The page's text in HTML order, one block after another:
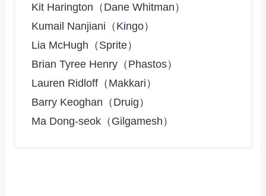
Kit Harington（Dane Whitman）
Kumail Nanjiani（Kingo）
Lia McHugh（Sprite）
Brian Tyree Henry（Phastos）
Lauren Ridloff（Makkari）
Barry Keoghan（Druig）
Ma Dong-seok（Gilgamesh）